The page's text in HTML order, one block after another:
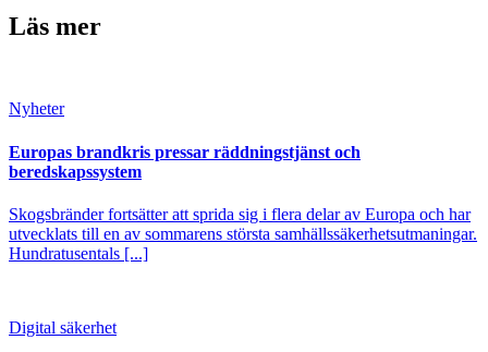
Läs mer
Nyheter
Europas brandkris pressar räddningstjänst och
beredskapssystem
Skogsbränder fortsätter att sprida sig i flera delar av Europa och har
utvecklats till en av sommarens största samhällssäkerhetsutmaningar.
Hundratusentals [...]
Digital säkerhet